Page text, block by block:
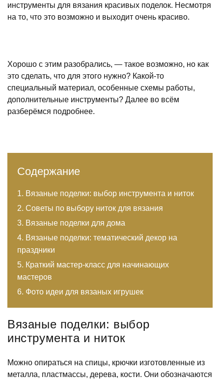
инструменты для вязания красивых поделок. Несмотря
на то, что это возможно и выходит очень красиво.
Хорошо с этим разобрались, — такое возможно, но как
это сделать, что для этого нужно? Какой-то
специальный материал, особенные схемы работы,
дополнительные инструменты? Далее во всём
разберёмся подробнее.
Содержание
Вязаные поделки: выбор инструмента и ниток
Советы по выбору ниток для вязания
Вязаные поделки для дома
Вязаные поделки: тематический декор на
праздники
Краткий мастер-класс для начинающих
мастеров
Фото идеи для вязаных игрушек
Вязаные поделки: выбор
инструмента и ниток
Можно опираться на спицы, крючки изготовленные из
металла, пластмассы, дерева, кости. Они обозначаются